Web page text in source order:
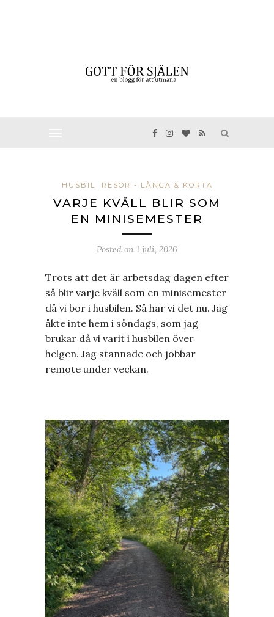
HUSBIL RESOR - LÅNGA & KORTA
VARJE KVÄLL BLIR SOM
EN MINISEMESTER
Posted on 1 juli, 2026
Trots att det är arbetsdag dagen efter
så blir varje kväll som en minisemester
då vi bor i husbilen. Så har vi det nu. Jag
åkte inte hem i söndags, som jag
brukar då vi varit i husbilen över
helgen. Jag stannade och jobbar
remote under veckan.